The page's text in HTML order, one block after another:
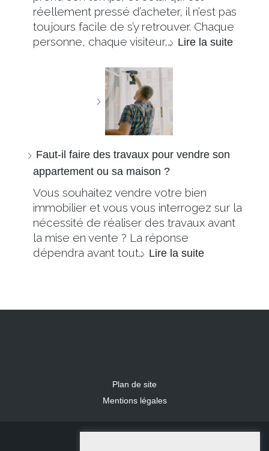
réellement pressé d’acheter, il n’est pas
toujours facile de s’y retrouver. Chaque
personne, chaque visiteur,… Lire la suite
Faut-il faire des travaux pour vendre son
appartement ou sa maison ?
Vous souhaitez vendre votre bien
immobilier et vous vous interrogez sur la
nécessité de réaliser des travaux avant
la mise en vente ? La réponse
dépendra avant tout… Lire la suite
Plan de site
Mentions légales